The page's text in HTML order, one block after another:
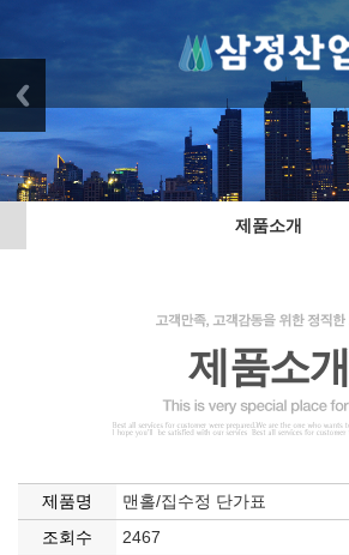
제품소개
제품소개
제품명
맨홀/집수정 단가표
조회수
2467